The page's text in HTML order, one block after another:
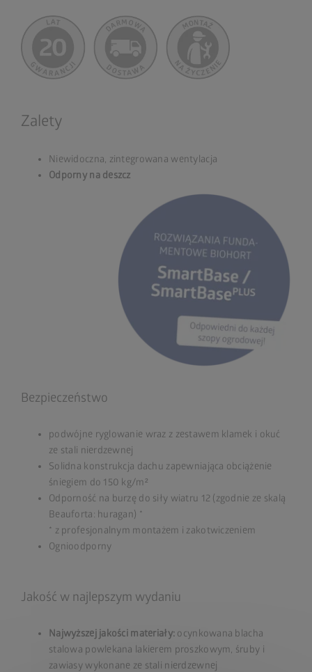
Zalety
Niewidoczna, zintegrowana wentylacja
Odporny na deszcz
Bezpieczeństwo
podwójne ryglowanie wraz z zestawem klamek i okuć
ze stali nierdzewnej
Solidna konstrukcja dachu zapewniająca obciążenie
śniegiem do 150 kg/m²
Odporność na burzę do siły wiatru 12 (zgodnie ze skalą
Beauforta: huragan) *
* z profesjonalnym montażem i zakotwiczeniem
Ognioodporny
Jakość w najlepszym wydaniu
Najwyższej jakości materiały: ocynkowana blacha
stalowa powlekana lakierem proszkowym, śruby i
zawiasy wykonane ze stali nierdzewnej